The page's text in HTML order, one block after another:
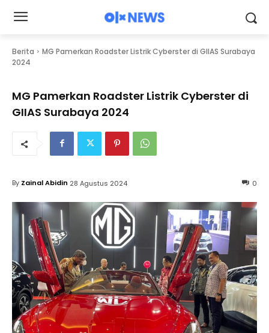
Berita
MG Pamerkan Roadster Listrik Cyberster di GIIAS Surabaya
2024
MG Pamerkan Roadster Listrik Cyberster di
GIIAS Surabaya 2024
0
By Zainal Abidin 28 Agustus 2024